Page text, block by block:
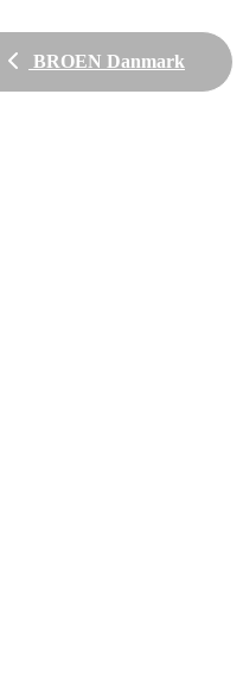
BROEN Danmark